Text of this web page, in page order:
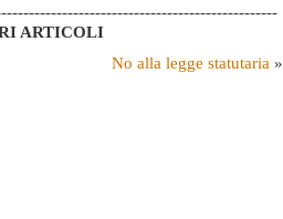
ARTICOLI
No alla legge statutaria »